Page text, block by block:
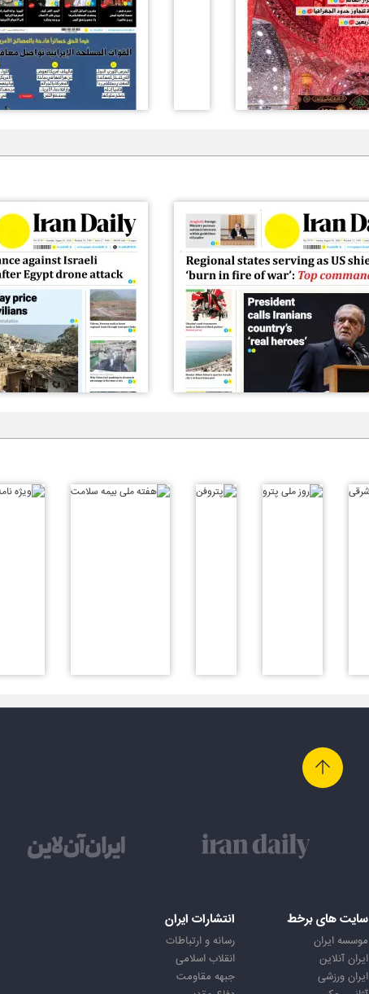
سایت های برخط
موسسه ایران
ایران آنلاین
ایران ورزشی
انتشارات ایران
رسانه و ارتباطات
انقلاب اسلامی
جبهه مقاومت